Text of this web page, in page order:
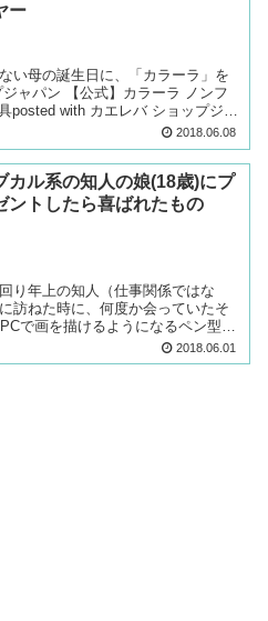
ー
い母の誕生日に、「カラーラ」を
ャパン 【公式】カラーラ ノンフ
posted with カエレバ ショップジャ
2018.06.08
カル系の知人の娘(18歳)にプ
ントしたら喜ばれたもの
り年上の知人（仕事関係ではな
訪ねた時に、何度か会っていたそ
で画を描けるようになるペン型の
ていたので、プレゼントしまし...
2018.06.01